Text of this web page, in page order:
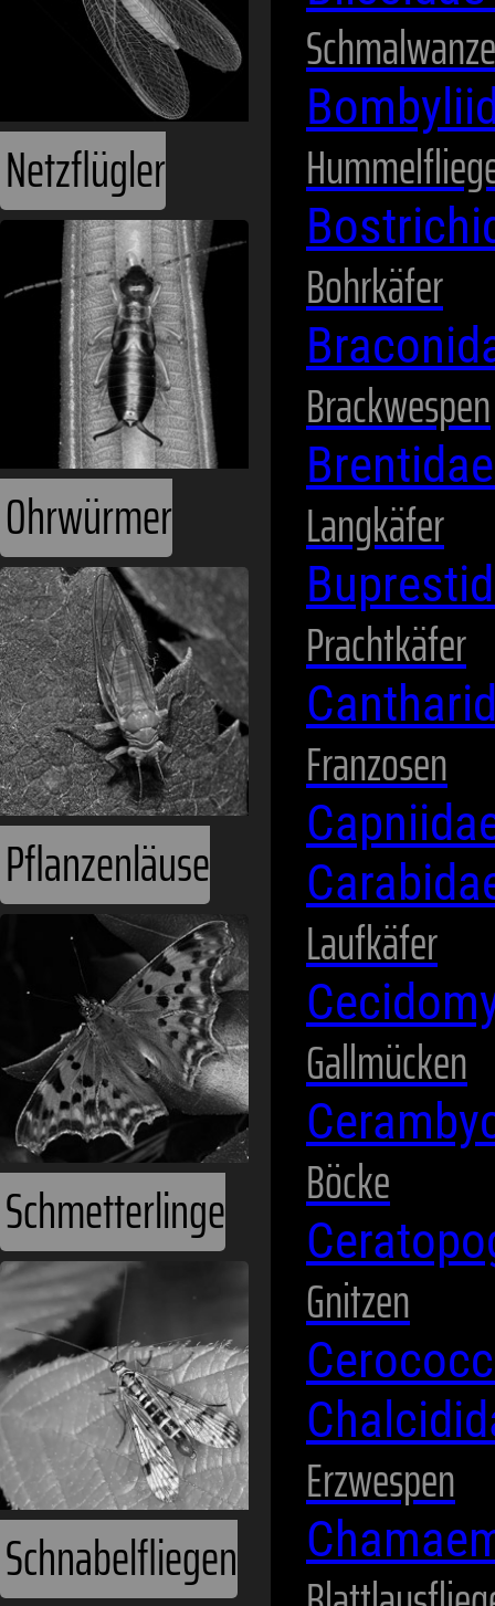
Netzflügler
Ohrwürmer
Pflanzenläuse
Schmetterlinge
Schnabelfliegen
Bohrkäfer
Brackwespen
Langkäfer
Prachtkäfer
Franzosen
Laufkäfer
Gallmücken
Böcke
Gnitzen
Erzwespen